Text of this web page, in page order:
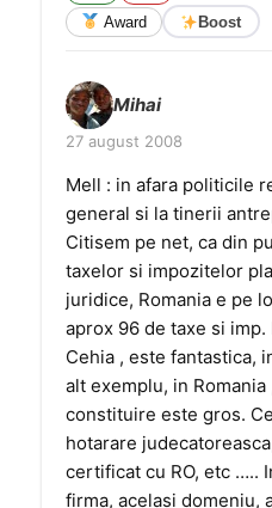
Award Boost
Mihai
27 august 2008
Mell : in afara politicile
general si la tinerii
Citisem pe net, ca din
taxelor si impozitelor
juridice, Romania e pe
aprox 96 de taxe si
Cehia , este fantastica,
alt exemplu, in
constituire este gros.
hotarare
certificat cu RO, etc …..
firma, acelasi domeniu,